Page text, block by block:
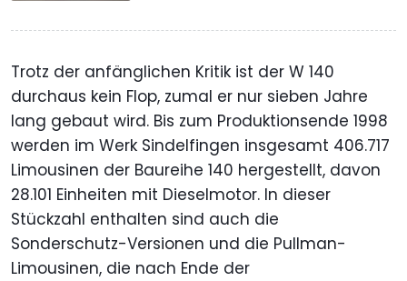
Trotz der anfänglichen Kritik ist der W 140
durchaus kein Flop, zumal er nur sieben Jahre
lang gebaut wird. Bis zum Produktionsende 1998
werden im Werk Sindelfingen insgesamt 406.717
Limousinen der Baureihe 140 hergestellt, davon
28.101 Einheiten mit Dieselmotor. In dieser
Stückzahl enthalten sind auch die
Sonderschutz-Versionen und die Pullman-
Limousinen, die nach Ende der